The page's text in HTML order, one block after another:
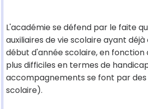
L'académie se défend par le faite
auxiliaires de vie scolaire ayant
début d'année scolaire, en fonction
plus difficiles en termes de
accompagnements se font par des
scolaire).